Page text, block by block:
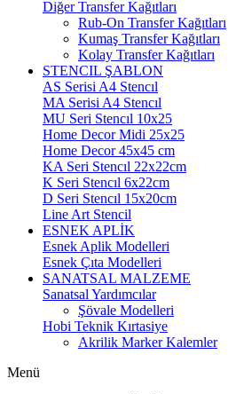
Diğer Transfer Kağıtları
Rub-On Transfer Kağıtları
Kumaş Transfer Kağıtları
Kolay Transfer Kağıtları
STENCIL ŞABLON
AS Serisi A4 Stencıl
MA Serisi A4 Stencıl
MU Seri Stencıl 10x25
Home Decor Midi 25x25
Home Decor 45x45 cm
KA Seri Stencıl 22x22cm
K Seri Stencıl 6x22cm
D Seri Stencıl 15x20cm
Line Art Stencil
ESNEK APLİK
Esnek Aplik Modelleri
Esnek Çıta Modelleri
SANATSAL MALZEME
Sanatsal Yardımcılar
Şövale Modelleri
Hobi Teknik Kırtasiye
Akrilik Marker Kalemler
Menü